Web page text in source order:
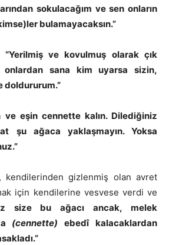
sokulacağım ve sen onların
bulamayacaksın.”
“Yerilmiş ve kovulmuş olarak çık
onlardan sana kim uyarsa sizin,
doldururum.”
ve eşin cennette kalın. Dilediğiniz
şu ağaca yaklaşmayın. Yoksa
kendilerinden gizlenmiş olan avret
için kendilerine vesvese verdi ve
size bu ağacı ancak, melek
(cennette) ebedî kalacaklardan